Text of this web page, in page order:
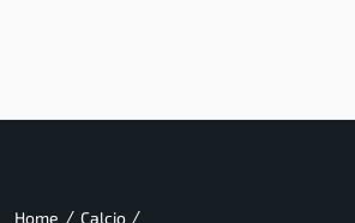
Home / Calcio /